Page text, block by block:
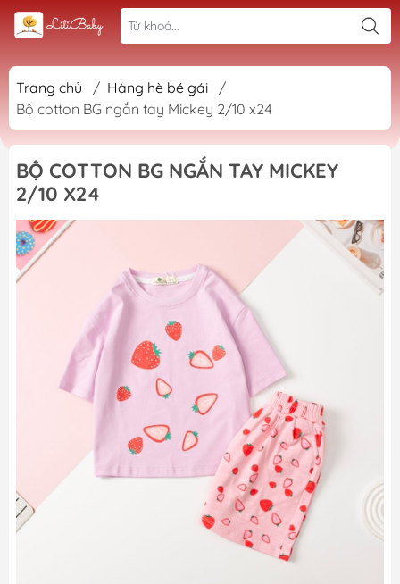
Trang chủ / Hàng hè bé gái
/
Bộ cotton BG ngắn tay Mickey 2/10 x24
BỘ COTTON BG NGẮN TAY MICKEY
2/10 X24